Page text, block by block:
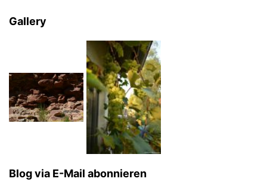
Gallery
Blog via E-Mail abonnieren